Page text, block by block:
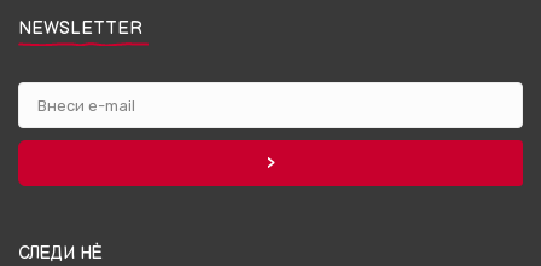
NEWSLETTER
СЛЕДИ НЀ